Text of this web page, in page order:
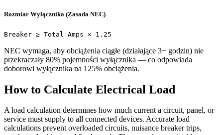
Rozmiar Wyłącznika (Zasada NEC)
Breaker ≥ Total Amps × 1.25
NEC wymaga, aby obciążenia ciągłe (działające 3+ godzin) nie
przekraczały 80% pojemności wyłącznika — co odpowiada
doborowi wyłącznika na 125% obciążenia.
How to Calculate Electrical Load
A load calculation determines how much current a circuit, panel, or
service must supply to all connected devices. Accurate load
calculations prevent overloaded circuits, nuisance breaker trips,